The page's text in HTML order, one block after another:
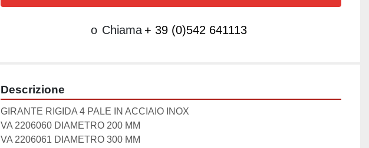
o Chiama + 39 (0)542 641113
Descrizione
GIRANTE RIGIDA 4 PALE IN ACCIAIO INOX
VA 2206060 DIAMETRO 200 MM
VA 2206061 DIAMETRO 300 MM